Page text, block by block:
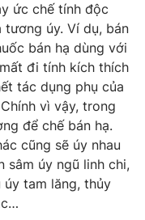
355 932
ức chế tính độc
úy. Ví dụ, bán
bán hạ dùng với
đi tính kích thích
tác dụng phụ của
vì vậy, trong
để chế bán hạ.
cũng sẽ úy nhau
sâm úy ngũ linh chi,
tam lăng, thủy